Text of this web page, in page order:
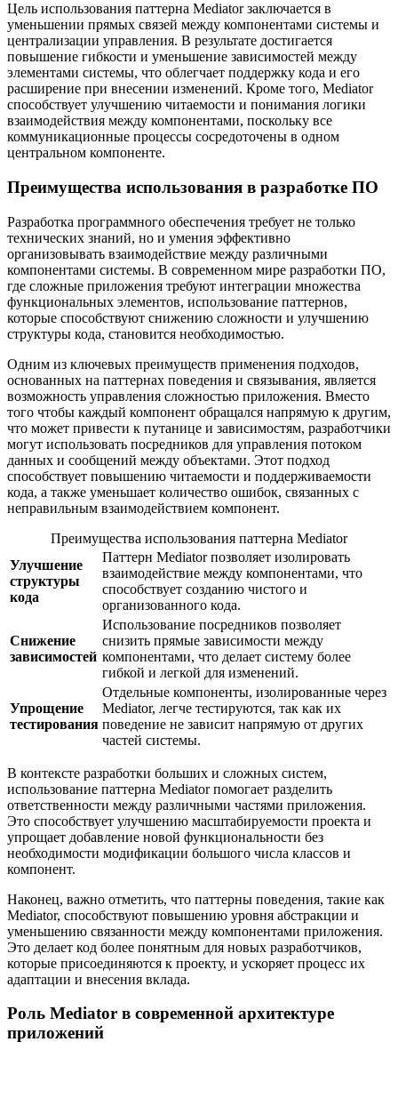
Цель использования паттерна Mediator заключается в
уменьшении прямых связей между компонентами системы и
централизации управления. В результате достигается
повышение гибкости и уменьшение зависимостей между
элементами системы, что облегчает поддержку кода и его
расширение при внесении изменений. Кроме того, Mediator
способствует улучшению читаемости и понимания логики
взаимодействия между компонентами, поскольку все
коммуникационные процессы сосредоточены в одном
центральном компоненте.
Преимущества использования в разработке ПО
Разработка программного обеспечения требует не только
технических знаний, но и умения эффективно
организовывать взаимодействие между различными
компонентами системы. В современном мире разработки ПО,
где сложные приложения требуют интеграции множества
функциональных элементов, использование паттернов,
которые способствуют снижению сложности и улучшению
структуры кода, становится необходимостью.
Одним из ключевых преимуществ применения подходов,
основанных на паттернах поведения и связывания, является
возможность управления сложностью приложения. Вместо
того чтобы каждый компонент обращался напрямую к другим,
что может привести к путанице и зависимостям, разработчики
могут использовать посредников для управления потоком
данных и сообщений между объектами. Этот подход
способствует повышению читаемости и поддерживаемости
кода, а также уменьшает количество ошибок, связанных с
неправильным взаимодействием компонент.
Преимущества использования паттерна Mediator
Улучшение
структуры
кода
Паттерн Mediator позволяет изолировать
взаимодействие между компонентами, что
способствует созданию чистого и
организованного кода.
Снижение
зависимостей
Использование посредников позволяет
снизить прямые зависимости между
компонентами, что делает систему более
гибкой и легкой для изменений.
Упрощение
тестирования
Отдельные компоненты, изолированные через
Mediator, легче тестируются, так как их
поведение не зависит напрямую от других
частей системы.
В контексте разработки больших и сложных систем,
использование паттерна Mediator помогает разделить
ответственности между различными частями приложения.
Это способствует улучшению масштабируемости проекта и
упрощает добавление новой функциональности без
необходимости модификации большого числа классов и
компонент.
Наконец, важно отметить, что паттерны поведения, такие как
Mediator, способствуют повышению уровня абстракции и
уменьшению связанности между компонентами приложения.
Это делает код более понятным для новых разработчиков,
которые присоединяются к проекту, и ускоряет процесс их
адаптации и внесения вклада.
Роль Mediator в современной архитектуре
приложений